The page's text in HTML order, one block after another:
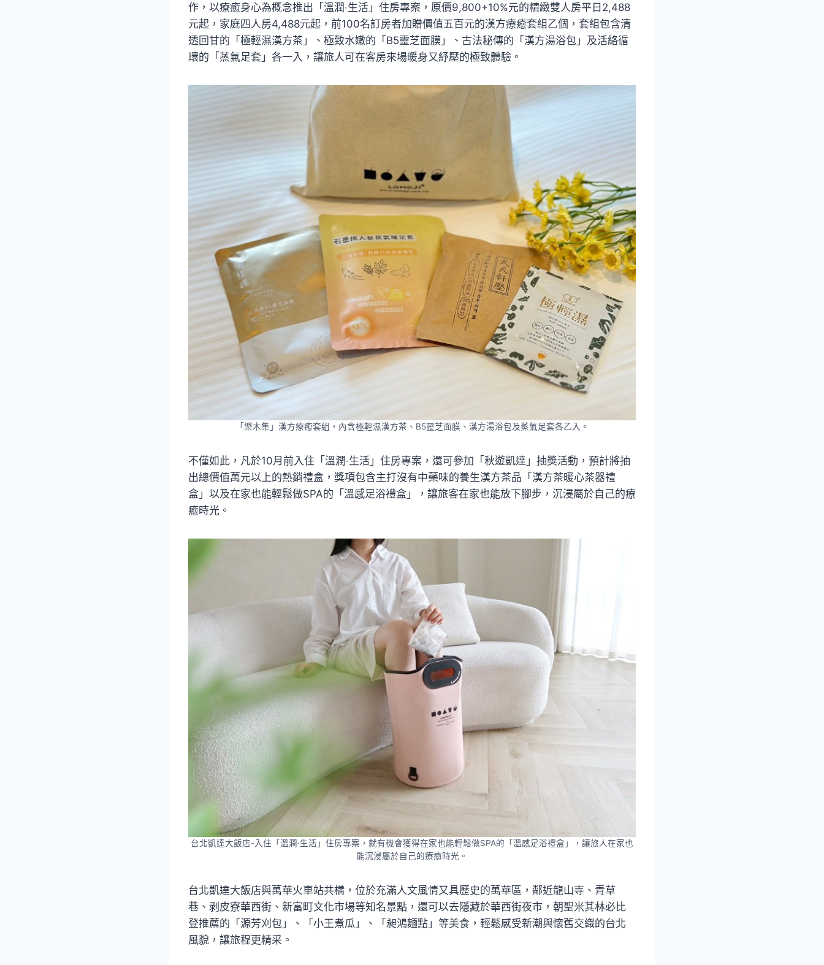
作，以療癒身心為概念推出「溫潤‧生活」住房專案，原價9,800+10%元的精緻雙人房平日2,488
元起，家庭四人房4,488元起，前100名訂房者加贈價值五百元的漢方療癒套組乙個，套組包含清
透回甘的「極輕濕漢方茶」、極致水嫩的「B5靈芝面膜」、古法秘傳的「漢方湯浴包」及活絡循
環的「蒸氣足套」各一入，讓旅人可在客房來場暖身又紓壓的極致體驗。
「樂木集」漢方療癒套組，內含極輕濕漢方茶、B5靈芝面膜、漢方湯浴包及蒸氣足套各乙入。
不僅如此，凡於10月前入住「溫潤‧生活」住房專案，還可參加「秋遊凱達」抽獎活動，預計將抽
出總價值萬元以上的熱銷禮盒，獎項包含主打沒有中藥味的養生漢方茶品「漢方茶暖心茶器禮
盒」以及在家也能輕鬆做SPA的「溫感足浴禮盒」，讓旅客在家也能放下腳步，沉浸屬於自己的療
癒時光。
台北凱達大飯店-入住「溫潤·生活」住房專案，就有機會獲得在家也能輕鬆做SPA的「溫感足浴禮盒」，讓旅人在家也
能沉浸屬於自己的療癒時光。
台北凱達大飯店與萬華火車站共構，位於充滿人文風情又具歷史的萬華區，鄰近龍山寺、青草
巷、剥皮寮華西街、新富町文化市場等知名景點，還可以去隱藏於華西街夜市，朝聖米其林必比
登推薦的「源芳刈包」、「小王煮瓜」、「昶鴻麵點」等美食，輕鬆感受新潮與懷舊交織的台北
風貌，讓旅程更精采。